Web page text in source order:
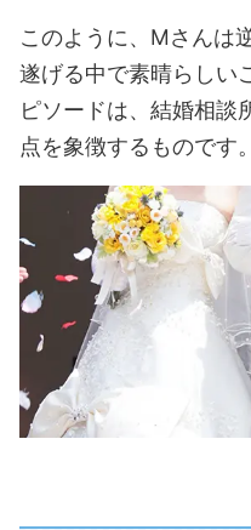
このように、Mさんは
遂げる中で素晴らしい
ピソードは、結婚相談
点を象徴するものです。